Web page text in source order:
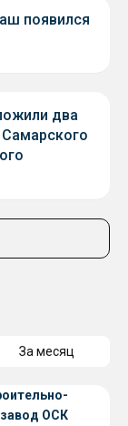
появился
два
За месяц
ОСК